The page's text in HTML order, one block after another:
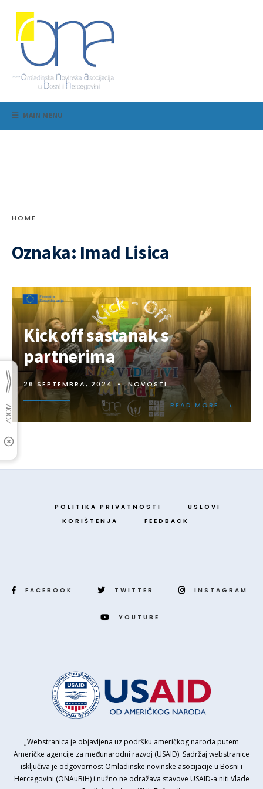
MAIN MENU
HOME
Oznaka: Imad Lisica
Kick off sastanak s
partnerima
26 SEPTEMBRA, 2024 • NOVOSTI
READ MORE →
POLITIKA PRIVATNOSTI
USLOVI
KORIŠTENJA
FEEDBACK
FACEBOOK TWITTER INSTAGRAM
YOUTUBE
„Webstranica je objavljena uz podršku američkog naroda putem
Američke agencije za međunarodni razvoj (USAID). Sadržaj webstranice
isključiva je odgovornost Omladinske novinske asocijacije u Bosni i
Hercegovini (ONAuBiH) i nužno ne odražava stavove USAID-a niti Vlade